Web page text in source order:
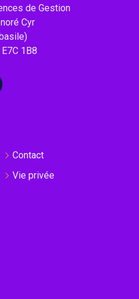
de Gestion
Cyr
1B8
Contact
Vie privée